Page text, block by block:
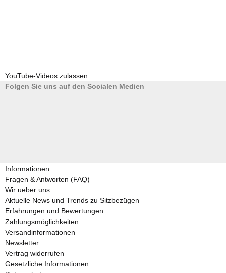
YouTube-Videos zulassen
Folgen Sie uns auf den Socialen Medien
Informationen
Fragen & Antworten (FAQ)
Wir ueber uns
Aktuelle News und Trends zu Sitzbezügen
Erfahrungen und Bewertungen
Zahlungsmöglichkeiten
Versandinformationen
Newsletter
Vertrag widerrufen
Gesetzliche Informationen